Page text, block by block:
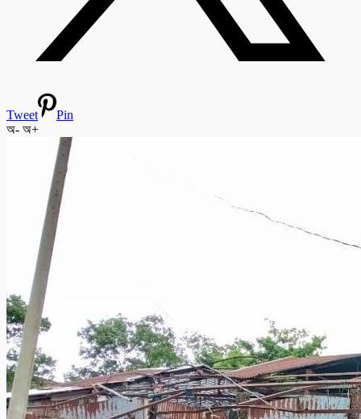
Tweet
Pin
অ- অ+